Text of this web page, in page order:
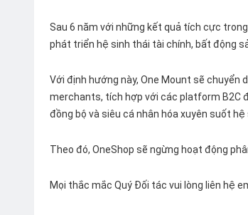
Sau 6 năm với những kết quả tích cực
phát triển hệ sinh thái tài chính, bất động
Với định hướng này, One Mount sẽ chuyển
merchants, tích hợp với các platform B2C
đồng bộ và siêu cá nhân hóa xuyên suốt hệ
Theo đó, OneShop sẽ ngừng hoạt động
Mọi thắc mắc Quý Đối tác vui lòng liên hệ